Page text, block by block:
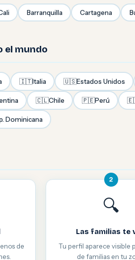
Barranquilla Cartagena
el mundo
🇮🇹Italia 🇺🇸Estados Unidos
🇨🇱Chile 🇵🇪Perú
Dominicana
de
2
🔍
Las familias te
Tu perfil aparece visible
de familias en tu